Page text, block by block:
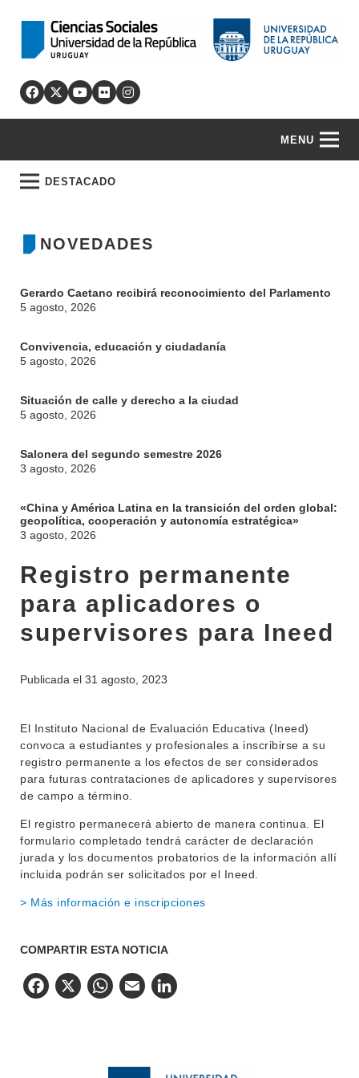
MENU
INSTITUCIONAL
INVESTIGACIÓN
LLAMADOS
NOTICIAS
CONTACTO
DESTACADO
EVA FCS
OFERTA DE GRADO
POSGRADOS
BIBLIOTECA
NOVEDADES
Gerardo Caetano recibirá reconocimiento del Parlamento
5 agosto, 2026
Convivencia, educación y ciudadanía
5 agosto, 2026
Situación de calle y derecho a la ciudad
5 agosto, 2026
Salonera del segundo semestre 2026
3 agosto, 2026
«China y América Latina en la transición del orden global:
geopolítica, cooperación y autonomía estratégica»
3 agosto, 2026
Registro permanente
para aplicadores o
supervisores para Ineed
Publicada el 31 agosto, 2023
El Instituto Nacional de Evaluación Educativa (Ineed)
convoca a estudiantes y profesionales a inscribirse a su
registro permanente a los efectos de ser considerados
para futuras contrataciones de aplicadores y supervisores
de campo a término.
El registro permanecerá abierto de manera continua. El
formulario completado tendrá carácter de declaración
jurada y los documentos probatorios de la información allí
incluida podrán ser solicitados por el Ineed.
> Más información e inscripciones
COMPARTIR ESTA NOTICIA
Facebook
X WhatsApp
Email